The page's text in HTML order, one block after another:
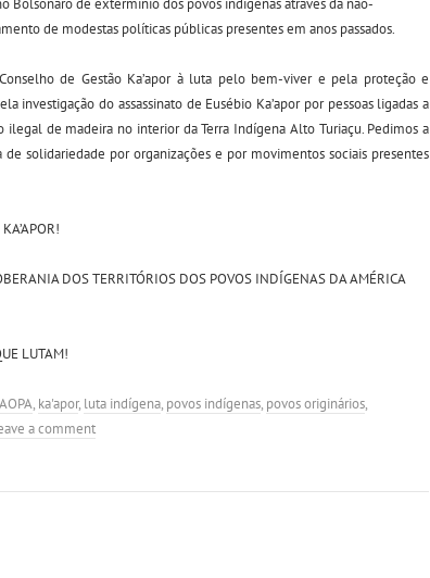
de modestas políticas públicas presentes em anos passados.
de Gestão Ka’apor à luta pelo bem-viver e pela proteção e
investigação do assassinato de Eusébio Ka’apor por pessoas ligadas a
de madeira no interior da Terra Indígena Alto Turiaçu. Pedimos a
solidariedade por organizações e por movimentos sociais presentes
DOS TERRITÓRIOS DOS POVOS INDÍGENAS DA AMÉRICA
LUTAM!
, ka'apor, luta indígena, povos indígenas, povos originários,
a comment